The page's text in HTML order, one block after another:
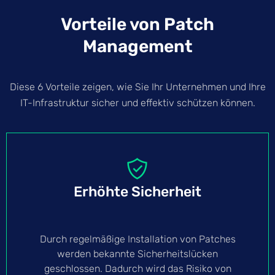
Vorteile von Patch
Management
Diese 6 Vorteile zeigen, wie Sie Ihr Unternehmen und Ihre
IT-Infrastruktur sicher und effektiv schützen können.
Erhöhte Sicherheit
Durch regelmäßige Installation von Patches
werden bekannte Sicherheitslücken
geschlossen. Dadurch wird das Risiko von